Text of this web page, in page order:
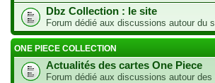
Dbz Collection : le site
Forum dédié aux discussions autour du
ONE PIECE COLLECTION
Actualités des cartes One Piece
Forum dédié aux discussions autour